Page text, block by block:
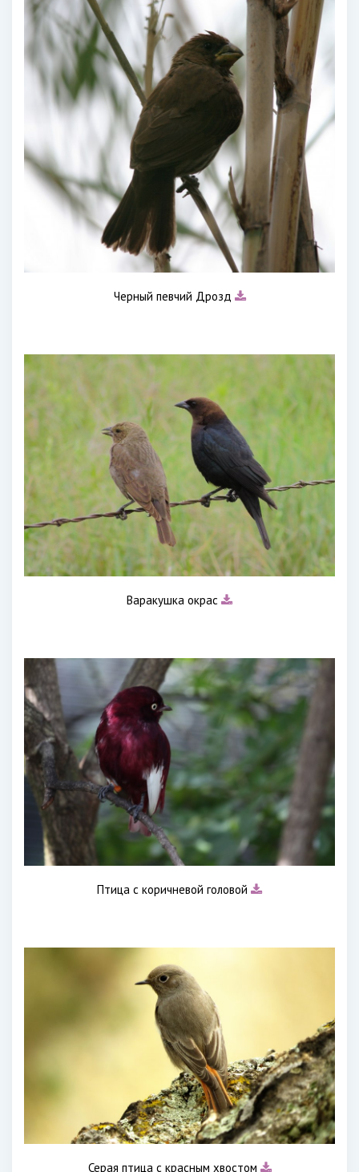
Черный певчий Дрозд
Варакушка окрас
Птица с коричневой головой
Серая птица с красным хвостом